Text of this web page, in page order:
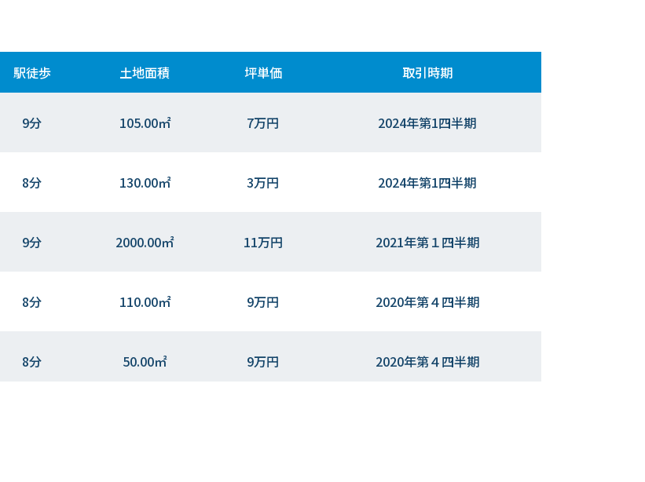
駅徒歩 土地面積 坪単価 取引時期
9分 105.00㎡ 7万円 2024年第1四半期
8分 130.00㎡ 3万円 2024年第1四半期
9分 2000.00㎡ 11万円 2021年第１四半期
8分 110.00㎡ 9万円 2020年第４四半期
8分 50.00㎡ 9万円 2020年第４四半期